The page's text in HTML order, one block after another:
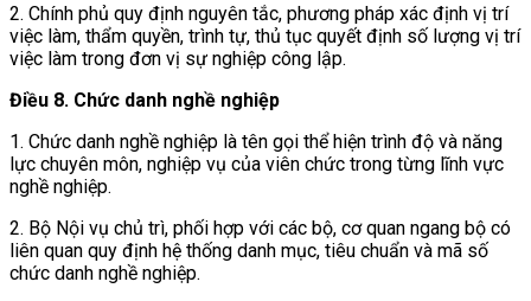
2. Chính phủ quy định nguyên tắc, phương pháp xác định vị trí
việc làm, thẩm quyền, trình tự, thủ tục quyết định số lượng vị trí
việc làm trong đơn vị sự nghiệp công lập.
Điều 8. Chức danh nghề nghiệp
1. Chức danh nghề nghiệp là tên gọi thể hiện trình độ và năng
lực chuyên môn, nghiệp vụ của viên chức trong từng lĩnh vực
nghề nghiệp.
2. Bộ Nội vụ chủ trì, phối hợp với các bộ, cơ quan ngang bộ có
liên quan quy định hệ thống danh mục, tiêu chuẩn và mã số
chức danh nghề nghiệp.